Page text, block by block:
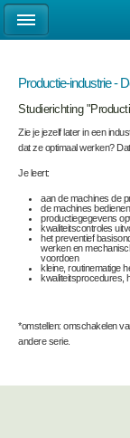
Productie-industrie -
Studierichting
Zie je jezelf later in een
dat ze optimaal werken?
Je leert:
aan de machines de
de machines
productiegegevens
kwaliteitscontroles
het preventief
werken en
voordoen
kleine, routinematige
kwaliteitsprocedures,
*omstellen: omschakelen
andere serie.